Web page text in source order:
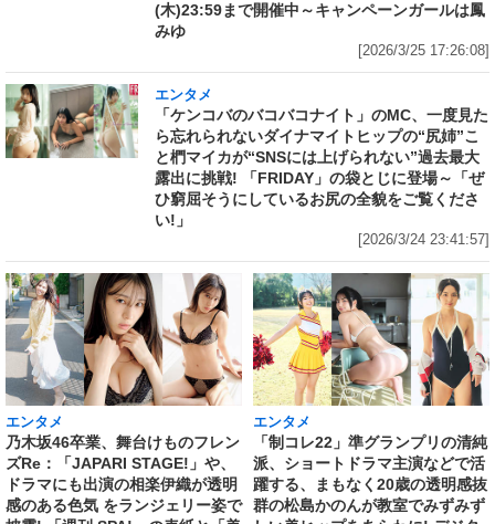
(木)23:59まで開催中～キャンペーンガールは鳳
みゆ
[2026/3/25 17:26:08]
エンタメ
「ケンコバのバコバコナイト」のMC、一度見た
ら忘れられないダイナマイトヒップの“尻姉”こ
と椚マイカが“SNSには上げられない”過去最大
露出に挑戦! 「FRIDAY」の袋とじに登場～「ぜ
ひ窮屈そうにしているお尻の全貌をご覧くださ
い!」
[2026/3/24 23:41:57]
エンタメ
乃木坂46卒業、舞台けものフレン
ズRe：「JAPARI STAGE!」や、
ドラマにも出演の相楽伊織が透明
感のある色気 をランジェリー姿で
エンタメ
「制コレ22」準グランプリの清純
派、ショートドラマ主演などで活
躍する、まもなく20歳の透明感抜
群の松島かのんが教室でみずみず